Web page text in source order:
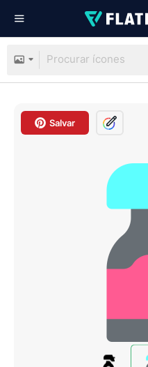
Salvar